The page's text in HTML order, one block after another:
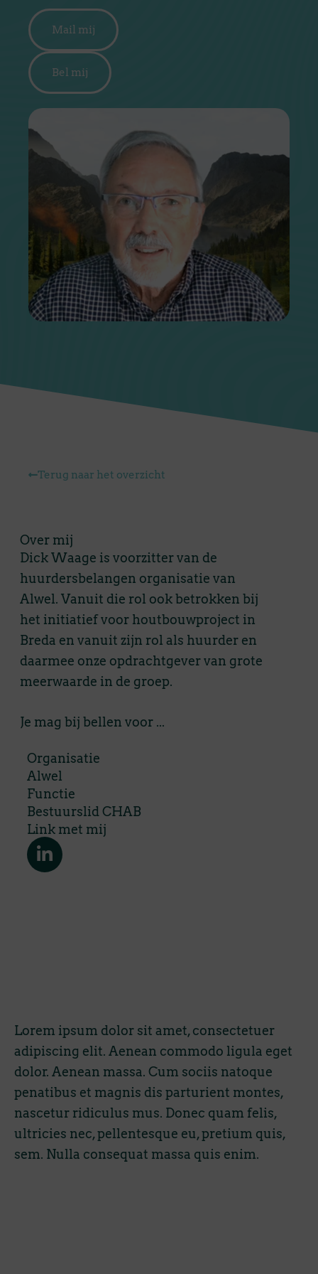
Mail mij
Bel mij
Terug naar het overzicht
Over mij
Dick Waage is voorzitter van de
huurdersbelangen organisatie van
Alwel. Vanuit die rol ook betrokken bij
het initiatiefvoor houtbouwproject in
Breda en vanuit zijn rol als huurder en
daarmee onze opdrachtgever van grote
meerwaarde in de groep.
Je mag bij bellen voor ...
Organisatie
Alwel
Functie
Bestuurslid CHAB
Link met mij
L
i
Lorem ipsum dolor sit amet, consectetuer
adipiscing elit. Aenean commodo ligula eget
dolor. Aenean massa. Cum sociis natoque
penatibus et magnis dis parturient montes,
nascetur ridiculus mus. Donec quam felis,
ultricies nec, pellentesque eu, pretium quis,
sem. Nulla consequat massa quis enim.